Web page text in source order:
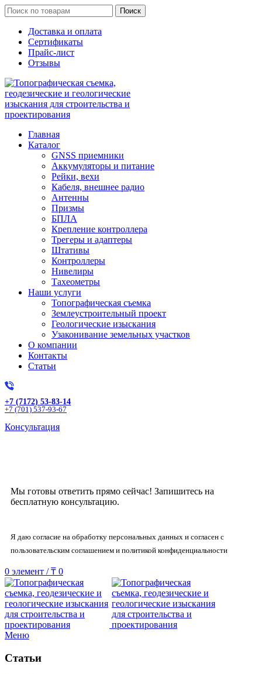
Поиск
Доставка и оплата
Сертификаты
Прайс-лист
Отзывы
Главная
Каталог
GNSS приемники
Аккумуляторы и питание
Рейки, вехи
Кабеля, внешнее радио
Антенны
Призмы
БПЛА
Крепление контроллера
Трегеры и адаптеры
Штативы
Контроллеры
Нивелиры
Тахеометры
Наши услуги
Топографическая съемка
Землеустроительный проект
Геологические изыскания
Узаконивание земельных участков
О компании
Контакты
Статьи
+7 (7172) 53-83-14
+7 (701) 537-93-67
Консультация
Мы готовы ответить прямо сейчас! Запишитесь на
бесплатную консультацию.
Я даю согласие на обработку персональных данных и согласен с
пользовательским соглашением и политикой конфиденциальности
0 элемент / ₸ 0
Меню
Статьи